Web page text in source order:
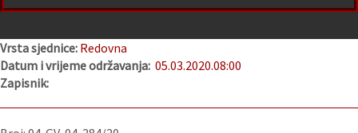
Vrsta sjednice: Redovna
Datum i vrijeme održavanja: 05.03.2020.08:00
Zapisnik: